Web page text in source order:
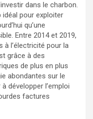
dans le charbon.
pour exploiter
qu’une
Entre 2014 et 2019,
à l’électricité pour la
grâce à des
de plus en plus
abondantes sur le
développer l’emploi
factures